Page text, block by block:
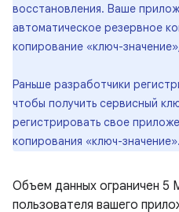
восстановления. Ваше
автоматическое резервное
копирование «ключ-
Раньше разработчики
чтобы получить сервисный
регистрировать свое
копирования «ключ-значение».
Объем данных ограничен 5
пользователя вашего